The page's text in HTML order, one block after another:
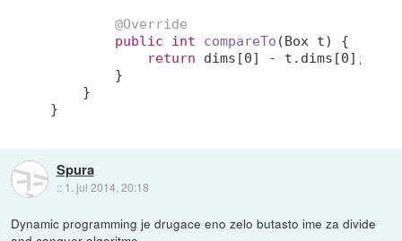
@Override
public
int compareTo (Box t)
{
return dims[0] - t.dims[0];
        }
    }
}
Spura
:: 1. jul 2014, 20:18
Dynamic programming je drugace eno zelo butasto ime za divide